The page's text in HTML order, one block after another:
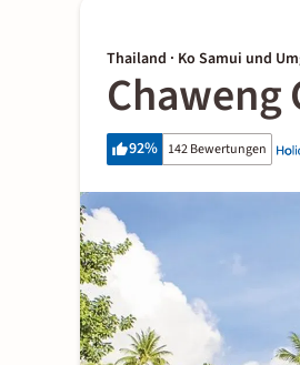
Thailand · Ko Samui und
Chaweng
92% 142 Bewertungen